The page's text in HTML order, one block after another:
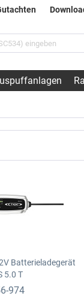
Batterieladegerät
5.0 T
974